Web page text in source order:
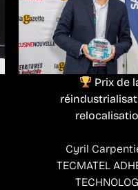
Prix de
Cyril
TECMATEL